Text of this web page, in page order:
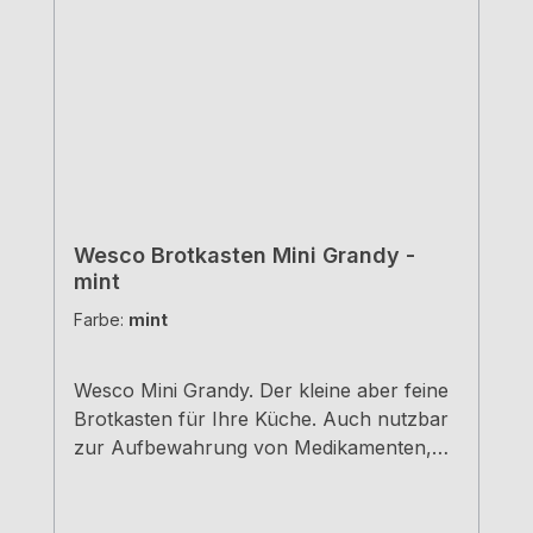
Wesco Brotkasten Mini Grandy -
mint
Farbe: mint
Wesco Mini Grandy. Der kleine aber feine
Brotkasten für Ihre Küche. Auch nutzbar
zur Aufbewahrung von Medikamenten,